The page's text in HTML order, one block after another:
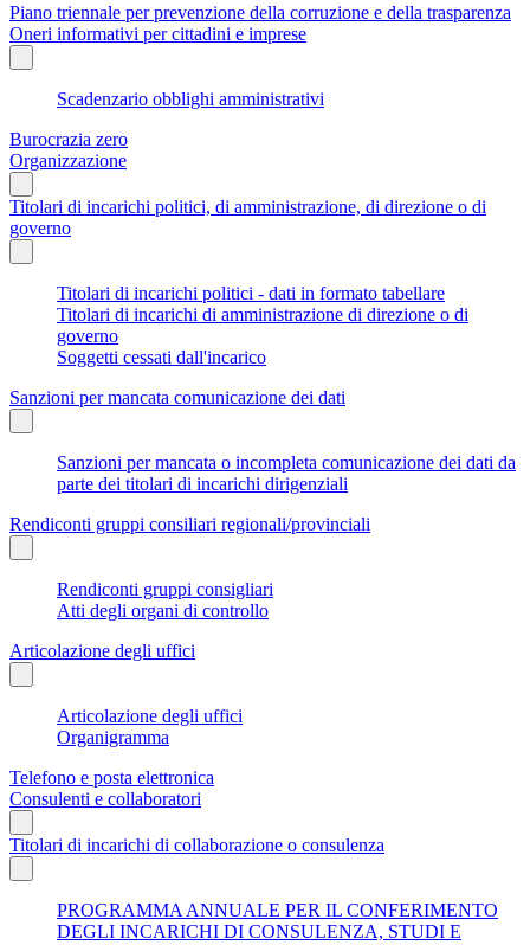
Piano triennale per prevenzione della corruzione e della trasparenza
Oneri informativi per cittadini e imprese
Scadenzario obblighi amministrativi
Burocrazia zero
Organizzazione
Titolari di incarichi politici, di amministrazione, di direzione o di
governo
Titolari di incarichi politici - dati in formato tabellare
Titolari di incarichi di amministrazione di direzione o di
governo
Soggetti cessati dall'incarico
Sanzioni per mancata comunicazione dei dati
Sanzioni per mancata o incompleta comunicazione dei dati da
parte dei titolari di incarichi dirigenziali
Rendiconti gruppi consiliari regionali/provinciali
Rendiconti gruppi consigliari
Atti degli organi di controllo
Articolazione degli uffici
Articolazione degli uffici
Organigramma
Telefono e posta elettronica
Consulenti e collaboratori
Titolari di incarichi di collaborazione o consulenza
PROGRAMMA ANNUALE PER IL CONFERIMENTO
DEGLI INCARICHI DI CONSULENZA, STUDI E